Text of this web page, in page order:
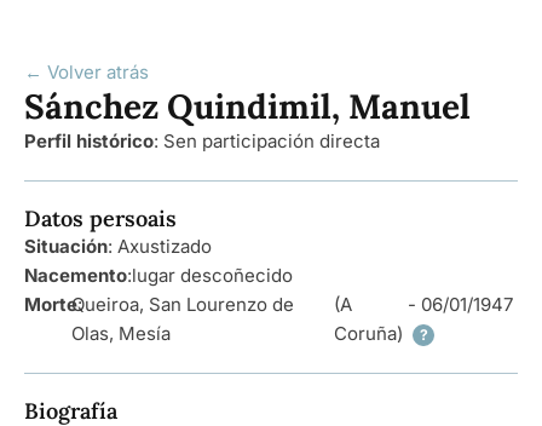
← Volver atrás
Sánchez Quindimil, Manuel
Perfil histórico: Sen participación directa
Datos persoais
Situación: Axustizado
Nacemento:lugar descoñecido
Morte:
Queiroa, San Lourenzo de
Olas, Mesía
(A
Coruña)
- 06/01/1947
?
Biografía